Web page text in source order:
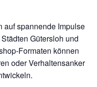
auf spannende Impulse
Gütersloh und
Formaten können
oder Verhaltensanker